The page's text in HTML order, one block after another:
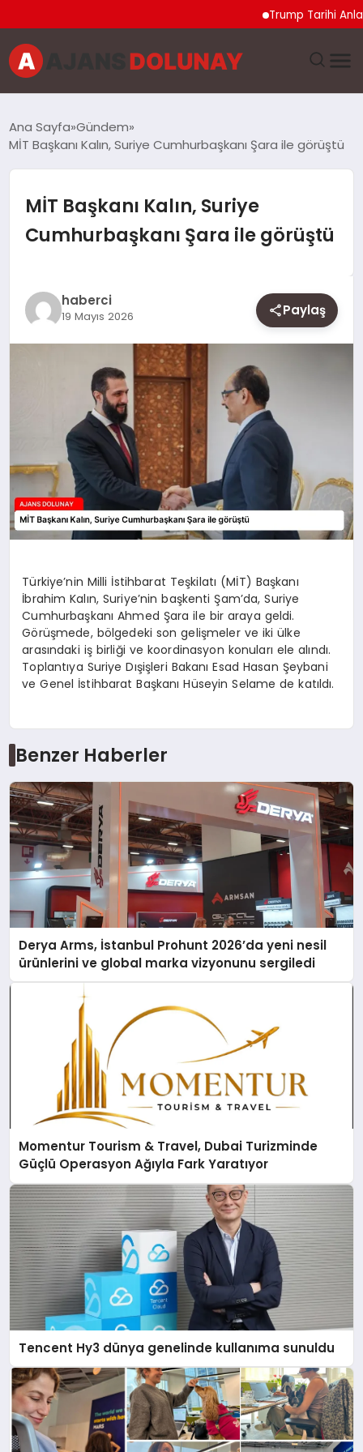
Trump Tarihi
EĞITIM
EKONOMI
GENEL
MAGAZIN
YAŞAM
Ana Sayfa Gündem
MİT Başkanı Kalın, Suriye Cumhurbaşkanı Şara ile görüştü
MİT Başkanı Kalın, Suriye
Cumhurbaşkanı Şara ile görüştü
haberci
19 Mayıs 2026 Paylaş
Türkiye’nin Milli İstihbarat Teşkilatı (MİT) Başkanı
İbrahim Kalın, Suriye’nin başkenti Şam’da, Suriye
Cumhurbaşkanı Ahmed Şara ile bir araya geldi.
Görüşmede, bölgedeki son gelişmeler ve iki ülke
arasındaki iş birliği ve koordinasyon konuları ele alındı.
Toplantıya Suriye Dışişleri Bakanı Esad Hasan Şeybani
ve Genel İstihbarat Başkanı Hüseyin Selame de katıldı.
Benzer Haberler
Derya Arms, İstanbul Prohunt 2026’da yeni nesil
ürünlerini ve global marka vizyonunu sergiledi
Momentur Tourism & Travel, Dubai Turizminde
Güçlü Operasyon Ağıyla Fark Yaratıyor
Tencent Hy3 dünya genelinde kullanıma sunuldu